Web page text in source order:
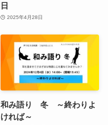
日
2025年4月28日
和み語り 冬 ～終わりよ
ければ～